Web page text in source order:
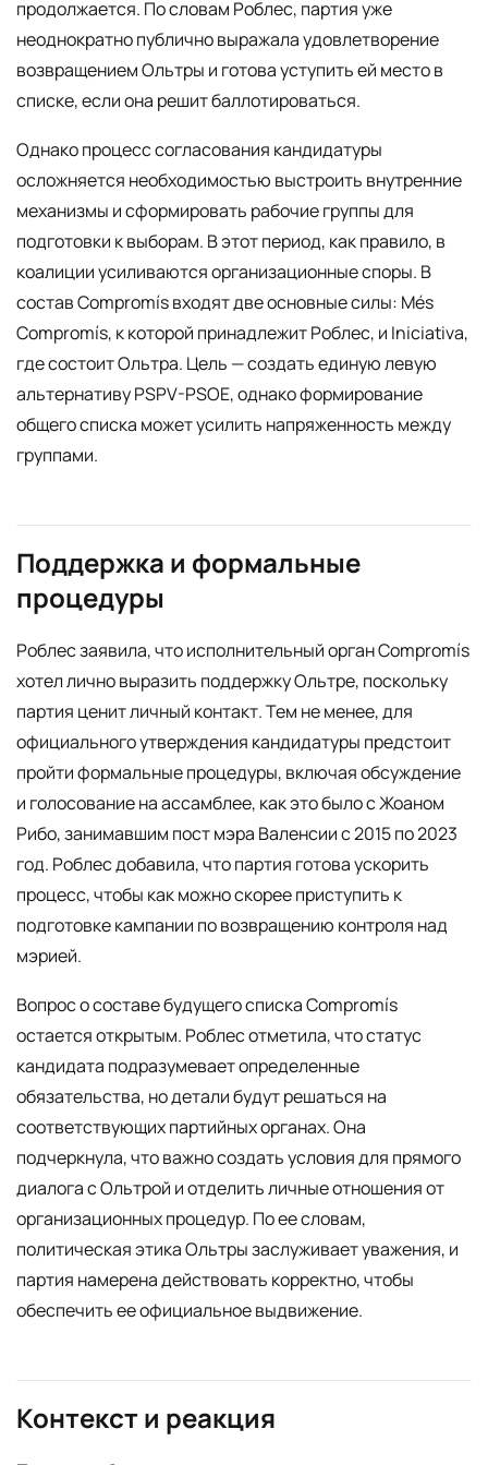
продолжается. По словам Роблес, партия уже
неоднократно публично выражала удовлетворение
возвращением Ольтры и готова уступить ей место в
списке, если она решит баллотироваться.
Однако процесс согласования кандидатуры
осложняется необходимостью выстроить внутренние
механизмы и сформировать рабочие группы для
подготовки к выборам. В этот период, как правило, в
коалиции усиливаются организационные споры. В
состав Compromís входят две основные силы: Мés
Compromís, к которой принадлежит Роблес, и Iniciativa,
где состоит Ольтра. Цель — создать единую левую
альтернативу PSPV-PSOE, однако формирование
общего списка может усилить напряженность между
группами.
Поддержка и формальные
процедуры
Роблес заявила, что исполнительный орган Compromís
хотел лично выразить поддержку Ольтре, поскольку
партия ценит личный контакт. Тем не менее, для
официального утверждения кандидатуры предстоит
пройти формальные процедуры, включая обсуждение
и голосование на ассамблее, как это было с Жоаном
Рибо, занимавшим пост мэра Валенсии с 2015 по 2023
год. Роблес добавила, что партия готова ускорить
процесс, чтобы как можно скорее приступить к
подготовке кампании по возвращению контроля над
мэрией.
Вопрос о составе будущего списка Compromís
остается открытым. Роблес отметила, что статус
кандидата подразумевает определенные
обязательства, но детали будут решаться на
соответствующих партийных органах. Она
подчеркнула, что важно создать условия для прямого
диалога с Ольтрой и отделить личные отношения от
организационных процедур. По ее словам,
политическая этика Ольтры заслуживает уважения, и
партия намерена действовать корректно, чтобы
обеспечить ее официальное выдвижение.
Контекст и реакция